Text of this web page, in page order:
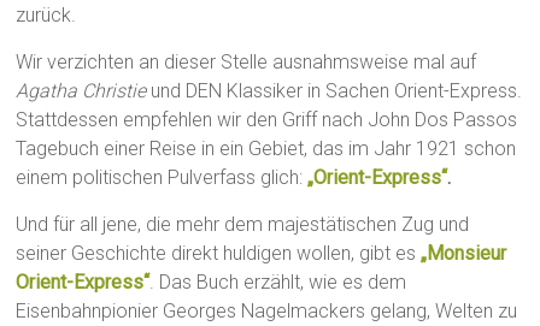
zurück.
Wir verzichten an dieser Stelle ausnahmsweise mal auf
Agatha Christieund DEN Klassiker in Sachen Orient-Express.
Stattdessen empfehlen wir den Griff nach John Dos Passos
Tagebuch einer Reise in ein Gebiet, das im Jahr 1921 schon
einem politischen Pulverfass glich:„Orient-Express“.
Und für all jene, die mehr dem majestätischen Zug und
seiner Geschichte direkt huldigen wollen, gibt es„Monsieur
Orient-Express“. Das Buch erzählt, wie es dem
Eisenbahnpionier Georges Nagelmackers gelang, Welten zu